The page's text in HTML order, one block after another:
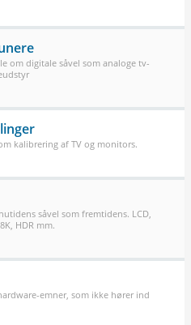
om digitale såvel som analoge tv-
kalibrering af TV og monitors.
såvel som fremtidens. LCD,
HDR mm.
emner, som ikke hører ind